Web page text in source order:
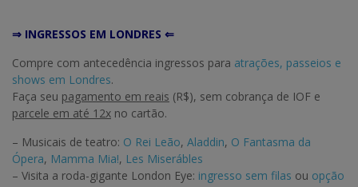
⇒ INGRESSOS EM LONDRES ⇐
Compre com antecedência ingressos para atrações, passeios e
shows em Londres.
Faça seu pagamento em reais (R$), sem cobrança de IOF e
parcele em até 12x no cartão.
– Musicais de teatro: O Rei Leão, Aladdin, O Fantasma da
Ópera, Mamma Mia!, Les Miserábles
– Visita a roda-gigante London Eye: ingresso sem filas ou opção